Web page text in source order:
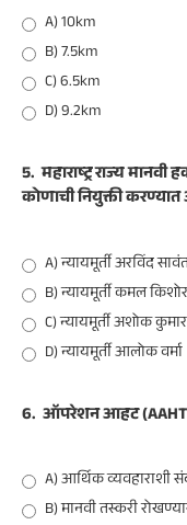
A) 10km
B) 7.5km
C) 6.5km
D) 9.2km
5. महाराष्ट्र राज्य
कोणाची नियुक्ती
A) न्यायमूर्ती अरविंद
B) न्यायमूर्ती कमल
C) न्यायमूर्ती अशोक कुमार
D) न्यायमूर्ती आलोक वर्मा
6. ऑपरेशन आहट
A) आर्थिक व्यवहाराशी
B) मानवी तस्करी